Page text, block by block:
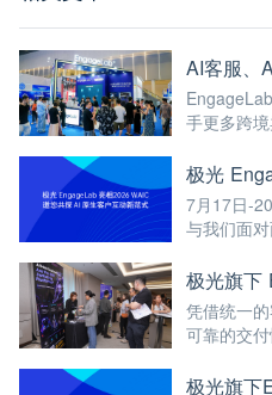
手更多跨
如何驱动
7月17日-
与我们面
期待与您现
新未来！
凭借统一
可靠的交
战，加速